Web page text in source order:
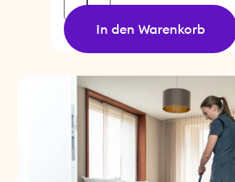
In den Warenkorb